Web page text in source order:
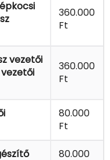
360.000
Ft
vezetői
360.000
Ft
80.000
Ft
80.000